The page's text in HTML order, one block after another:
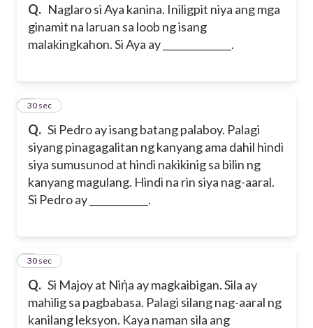
Q. Naglaro si Aya kanina. Iniligpit niya ang mga
ginamit na laruan sa loob ng isang
malakingkahon. Si Aya ay ______________.
Q. Si Pedro ay isang batang palaboy. Palagi
siyang pinagagalitan ng kanyang ama dahil hindi
siya sumusunod at hindi nakikinig sa bilin ng
kanyang magulang. Hindi na rin siya nag-aaral.
Si Pedro ay ____________.
2
30 sec
Q. Si Majoy at Niήa ay magkaibigan. Sila ay
mahilig sa pagbabasa. Palagi silang nag-aaral ng
kanilang leksyon. Kaya naman sila ang
3
30 sec